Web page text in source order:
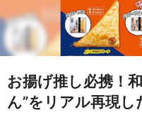
お揚げ推し必携！
ん”をリアル再現